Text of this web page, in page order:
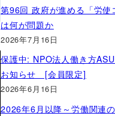
第96回 政府が進める「労使
は何が問題か
2026年7月16日
保護中: NPO法人働き方
お知らせ [会員限定]
2026年6月16日
2026年6月以降～労働関連